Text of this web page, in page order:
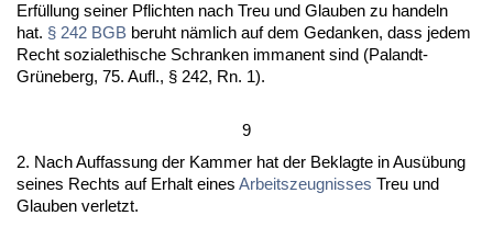
Erfüllung sei­ner Pflich­ten nach Treu und Glau­ben zu han­deln
hat. § 242 BGB be­ruht nämlich auf dem Ge­dan­ken, dass je­dem
Recht so­zi­al­ethi­sche Schran­ken im­ma­nent sind (Pa­landt-
Grüne­berg, 75. Aufl., § 242, Rn. 1).
9
2. Nach Auf­fas­sung der Kam­mer hat der Be­klag­te in Ausübung
sei­nes Rechts auf Er­halt ei­nes Ar­beits­zeug­nis­ses Treu und
Glau­ben ver­letzt.